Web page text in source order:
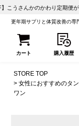
定期便が1,500円OFF！
更年期サプリと体質改善の専
STORE TOP
女性におすすめのタ
ワン